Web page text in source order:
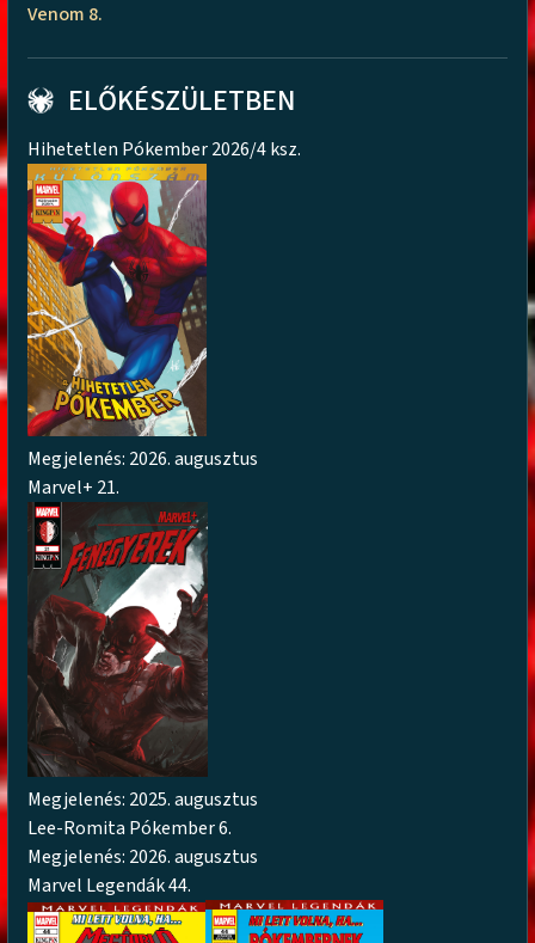
Venom 8.
ELŐKÉSZÜLETBEN
Hihetetlen Pókember 2026/4 ksz.
Megjelenés: 2026. augusztus
Marvel+ 21.
Megjelenés: 2025. augusztus
Lee-Romita Pókember 6.
Megjelenés: 2026. augusztus
Marvel Legendák 44.